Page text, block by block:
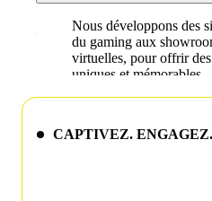
Nous développons des
du gaming aux
virtuelles, pour offrir
uniques et mémorables.
CAPTIVEZ.